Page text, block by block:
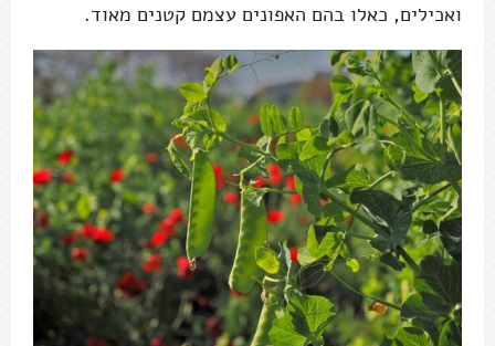
ואכילים, כאלו בהם האפונים עצמם קטנים מאוד.